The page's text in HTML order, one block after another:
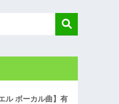
ル ボーカル曲】有